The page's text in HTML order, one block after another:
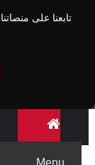
تابعنا على